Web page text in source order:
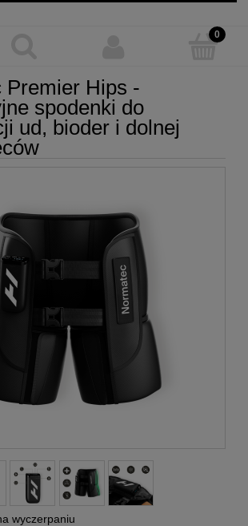
Premier Hips -
spodenki do
ud, bioder i dolnej
wyczerpaniu